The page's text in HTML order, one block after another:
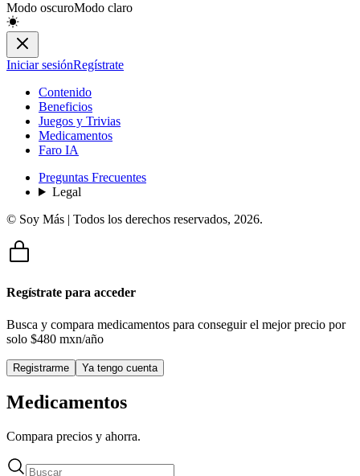
Modo oscuroModo claro
Iniciar sesiónRegístrate
Contenido
Beneficios
Juegos y Trivias
Medicamentos
Faro IA
Preguntas Frecuentes
Legal
© Soy Más | Todos los derechos reservados, 2026.
Regístrate para acceder
Busca y compara medicamentos para conseguir el mejor precio por
solo $480 mxn/año
Registrarme Ya tengo cuenta
Medicamentos
Compara precios y ahorra.